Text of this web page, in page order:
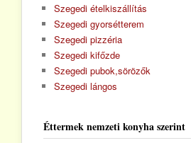
Szegedi ételkiszállítás
Szegedi gyorsétterem
Szegedi pizzéria
Szegedi kifőzde
Szegedi pubok,sörözők
Szegedi lángos
Éttermek nemzeti konyha szerint